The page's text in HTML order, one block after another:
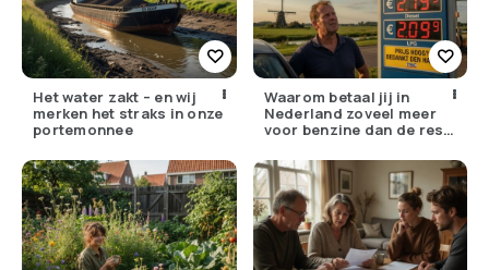
Het water zakt – en wij
merken het straks in onze
portemonnee
Waarom betaal jij in
Nederland zoveel meer
voor benzine dan de rest